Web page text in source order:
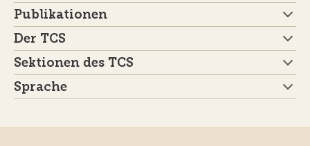
Publikationen
Der TCS
Sektionen des TCS
Sprache